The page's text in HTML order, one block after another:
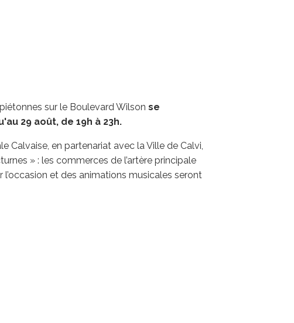
sur le Boulevard Wilson se
29 août, de 19h à 23h.
Calvaise, en partenariat avec la Ville de Calvi,
» : les commerces de l’artère principale
et des animations musicales seront